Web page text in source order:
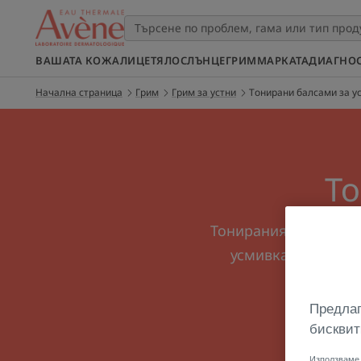
ВАШАТА КОЖАЛИЦЕТЯЛОСЛЪНЦЕГРИММАРКАТА
Начална страница Грим Грим за устни Тонирани балсами за
Тонираният балсам
усмивката Ви. За